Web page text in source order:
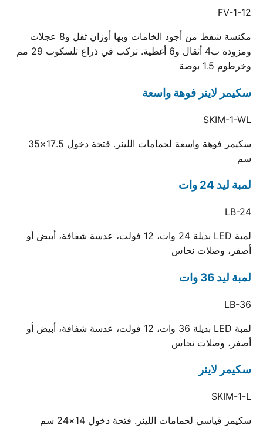
FV-1-12
مكنسة شفط من أجود الخامات وبها أوزان ثقل و8 عجلات
ومزودة ب4 أثقال و6 أغطية. تركب في ذراع تلسكوب 29 مم
وخرطوم 1.5 بوصة
سكيمر لاينر فوهة واسعة
SKIM-1-WL
سكيمر فوهة واسعة لحمامات اللينر. فتحة دخول 17.5×35
سم
لمبة ليد 24 وات
LB-24
لمبة LED بديلة 24 وات، 12 فولت، عدسة شفافة، أبيض أو
أصفر، وصلات نحاس
لمبة ليد 36 وات
LB-36
لمبة LED بديلة 36 وات، 12 فولت، عدسة شفافة، أبيض أو
أصفر، وصلات نحاس
سكيمر لاينر
SKIM-1-L
سكيمر قياسي لحمامات اللينر. فتحة دخول 14×24 سم